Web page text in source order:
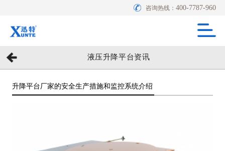
咨询热线：400-7787-960
液压升降平台资讯
升降平台厂家的安全生产措施和监控系统介绍